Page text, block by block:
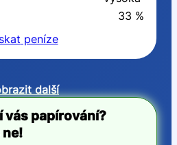
33 %
peníze
další
vás papírování?
ne!